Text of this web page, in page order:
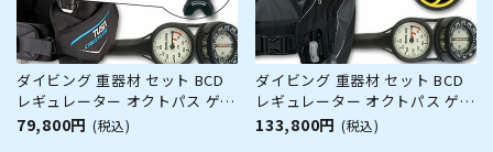
ダイビング 重器材 セット BCD
レギュレーター オクトパス ゲー
ジ 重器材セット 4点 【0602-
79,800円 (税込)
ダイビング 重器材 セット BCD
レギュレーター オクトパス ゲー
ジ 重器材セット 4点 【HDm-
133,800円 (税込)